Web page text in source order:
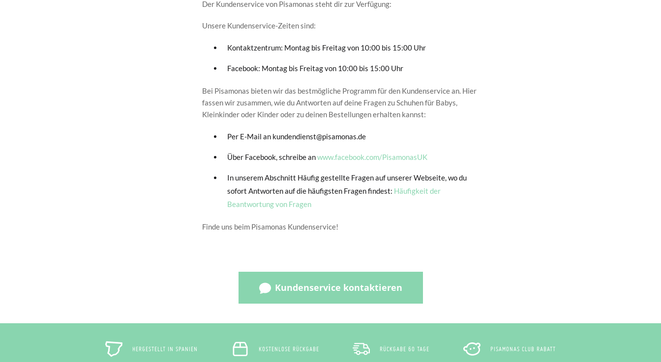
Der Kundenservice von Pisamonas steht dir zur Verfügung:
Unsere Kundenservice-Zeiten sind:
Kontaktzentrum: Montag bis Freitag von 10:00 bis 15:00 Uhr
Facebook: Montag bis Freitag von 10:00 bis 15:00 Uhr
Bei Pisamonas bieten wir das bestmögliche Programm für den Kundenservice an. Hier
fassen wir zusammen, wie du Antworten auf deine Fragen zu Schuhen für Babys,
Kleinkinder oder Kinder oder zu deinen Bestellungen erhalten kannst:
Per E-Mail an kundendienst@pisamonas.de
Über Facebook, schreibe anwww.facebook.com/PisamonasUK
In unserem Abschnitt Häufig gestellte Fragen auf unserer Webseite, wo du
sofort Antworten auf die häufigsten Fragen findest: Häufigkeit der
Beantwortung von Fragen
Finde uns beim Pisamonas Kundenservice!
Kundenservice kontaktieren
HERGESTELLT IN SPANIEN KOSTENLOSE RÜCKGABE RÜCKGABE 60 TAGE PISAMONAS CLUB RABATT